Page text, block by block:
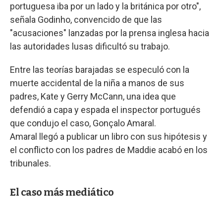
portuguesa iba por un lado y la británica por otro",
señala Godinho, convencido de que las
"acusaciones" lanzadas por la prensa inglesa hacia
las autoridades lusas dificultó su trabajo.
Entre las teorías barajadas se especuló con la
muerte accidental de la niña a manos de sus
padres, Kate y Gerry McCann, una idea que
defendió a capa y espada el inspector portugués
que condujo el caso, Gonçalo Amaral.
Amaral llegó a publicar un libro con sus hipótesis y
el conflicto con los padres de Maddie acabó en los
tribunales.
El caso más mediático